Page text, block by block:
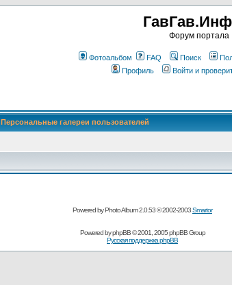
Форум портала
Фотоальбом FAQ Поиск
Профиль
Войти и
Персональные галереи пользователей
Powered by Photo Album 2.0.53 © 2002-2003Smartor
Powered byphpBB© 2001, 2005 phpBB Group
Русская поддержка phpBB